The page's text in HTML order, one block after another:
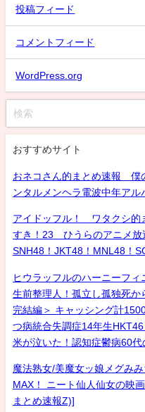
投稿フィード
コメントフィード
WordPress.org
おすすめサイト
おネコさん的まとめ速報 僕
ンタルメンヘラ電波中年ア
アイドッフル！ ワタクシ的
すき！23 ひうらのアニメ放
SNH48！JKT48！MNL48！
ヒウラッフルのハーニーフィ
生前整理人！孤立し孤独死
完結編＞ キャッシング計
つ病統合失調症14年生
米が泣いた！認知症鬱病60
魔法熟女/美魔女ッ娘メグみ
MAX！ ニート仙人仙女の映
まとめ速報Z)]